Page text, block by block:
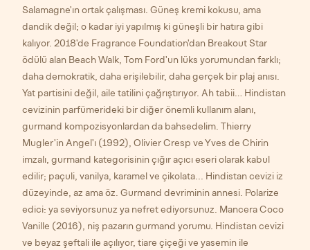
Salamagne'ın ortak çalışması. Güneş kremi kokusu, ama
dandik değil; o kadar iyi yapılmış ki güneşli bir hatıra gibi
kalıyor. 2018'de Fragrance Foundation'dan Breakout Star
ödülü alan Beach Walk, Tom Ford'un lüks yorumundan farklı;
daha demokratik, daha erişilebilir, daha gerçek bir plaj anısı.
Yat partisini değil, aile tatilini çağrıştırıyor. Ah tabii… Hindistan
cevizinin parfümerideki bir diğer önemli kullanım alanı,
gurmand kompozisyonlardan da bahsedelim. Thierry
Mugler'in Angel'ı (1992), Olivier Cresp ve Yves de Chirin
imzalı, gurmand kategorisinin çığır açıcı eseri olarak kabul
edilir; paçuli, vanilya, karamel ve çikolata... Hindistan cevizi iz
düzeyinde, az ama öz. Gurmand devriminin annesi. Polarize
edici: ya seviyorsunuz ya nefret ediyorsunuz. Mancera Coco
Vanille (2016), niş pazarın gurmand yorumu. Hindistan cevizi
ve beyaz şeftali ile açılıyor, tiare çiçeği ve yasemin ile